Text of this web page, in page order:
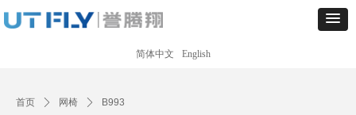
简体中文 English
首页 ꄲ 网椅 ꄲ B993